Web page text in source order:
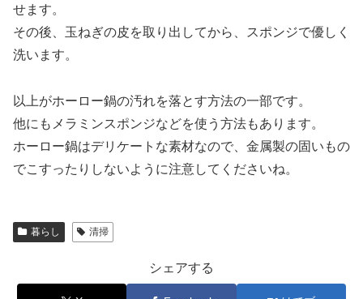
せます。
その後、玉ねぎの皮を取り出してから、スポンジで優しく
洗います。
以上がホーロー鍋の汚れを落とす方法の一部です。
他にもメラミンスポンジなどを使う方法もあります。
ホーロー鍋はデリケートな素材なので、金属製の固いもの
でこすったりしないように注意してくださいね。
暮らし 清掃
シェアする